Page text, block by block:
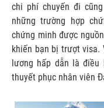
chi phí chuyến đi
những trường hợp
chứng minh được
khiến bạn bị trượt visa.
lương hấp dẫn là điều
thuyết phục nhân viên